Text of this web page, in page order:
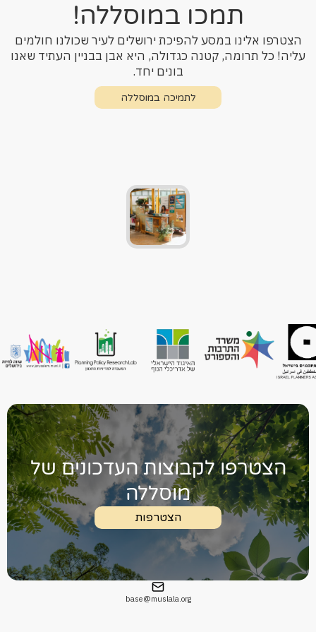
תמכו במוסללה!
הצטרפו אלינו במסע להפיכת ירושלים לעיר שכולנו חולמים
עליה! כל תרומה, קטנה כגדולה, היא אבן בבניין העתיד שאנו
בונים יחד.
לתמיכה במוסללה
לתמיכה במוסללה
הצטרפו לקבוצות העדכונים של
מוסללה
הצטרפות
base@muslala.org